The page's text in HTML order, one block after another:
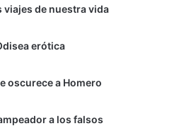
viajes de nuestra vida
erótica
oscurece a Homero
a los falsos